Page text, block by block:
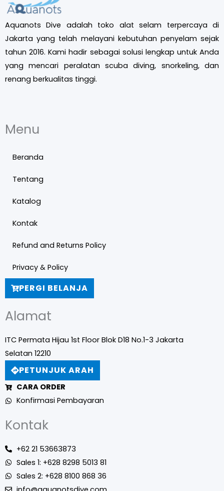
Aquanots Dive adalah toko alat selam terpercaya di
Jakarta yang telah melayani kebutuhan penyelam sejak
tahun 2016. Kami hadir sebagai solusi lengkap untuk Anda
yang mencari peralatan scuba diving, snorkeling, dan
renang berkualitas tinggi.
Menu
Beranda
Tentang
Katalog
Kontak
Refund and Returns Policy
Privacy & Policy
PERGI BELANJA
Alamat
ITC Permata Hijau 1st Floor Blok D18 No.1-3 Jakarta
Selatan 12210
PETUNJUK ARAH
CARA ORDER
Konfirmasi Pembayaran
Kontak
+62 21 53663873
Sales 1: +628 8298 5013 81
Sales 2: +628 8100 868 36